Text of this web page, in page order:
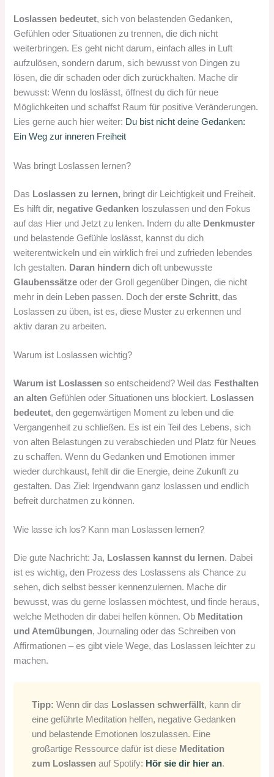
Loslassen bedeutet, sich von belastenden Gedanken,
Gefühlen oder Situationen zu trennen, die dich nicht
weiterbringen. Es geht nicht darum, einfach alles in Luft
aufzulösen, sondern darum, sich bewusst von Dingen zu
lösen, die dir schaden oder dich zurückhalten. Mache dir
bewusst: Wenn du loslässt, öffnest du dich für neue
Möglichkeiten und schaffst Raum für positive Veränderungen.
Lies gerne auch hier weiter: Du bist nicht deine Gedanken:
Ein Weg zur inneren Freiheit
Was bringt Loslassen lernen?
Das Loslassen zu lernen, bringt dir Leichtigkeit und Freiheit.
Es hilft dir, negative Gedanken loszulassen und den Fokus
auf das Hier und Jetzt zu lenken. Indem du alte Denkmuster
und belastende Gefühle loslässt, kannst du dich
weiterentwickeln und ein wirklich frei und zufrieden lebendes
Ich gestalten. Daran hindern dich oft unbewusste
Glaubenssätze oder der Groll gegenüber Dingen, die nicht
mehr in dein Leben passen. Doch dererste Schritt, das
Loslassen zu üben, ist es, diese Muster zu erkennen und
aktiv daran zu arbeiten.
Warum ist Loslassen wichtig?
Warum ist Loslassen so entscheidend? Weil das Festhalten
an alten Gefühlen oder Situationen uns blockiert. Loslassen
bedeutet, den gegenwärtigen Moment zu leben und die
Vergangenheit zu schließen. Es ist ein Teil des Lebens, sich
von alten Belastungen zu verabschieden und Platz für Neues
zu schaffen. Wenn du Gedanken und Emotionen immer
wieder durchkaust, fehlt dir die Energie, deine Zukunft zu
gestalten. Das Ziel: Irgendwann ganz loslassen und endlich
befreit durchatmen zu können.
Wie lasse ich los? Kann man Loslassen lernen?
Die gute Nachricht: Ja, Loslassen kannst du lernen. Dabei
ist es wichtig, den Prozess des Loslassens als Chance zu
sehen, dich selbst besser kennenzulernen. Mache dir
bewusst, was du gerne loslassen möchtest, und finde heraus,
welche Methoden dir dabei helfen können. Ob Meditation
und Atemübungen, Journaling oder das Schreiben von
Affirmationen – es gibt viele Wege, das Loslassen leichter zu
machen.
Tipp: Wenn dir das Loslassen schwerfällt, kann dir
eine geführte Meditation helfen, negative Gedanken
und belastende Emotionen loszulassen. Eine
großartige Ressource dafür ist diese Meditation
zum Loslassen auf Spotify: Hör sie dir hier an.